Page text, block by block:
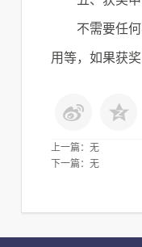
不需要任何考
用等，如果获
上一篇：无
下一篇：无